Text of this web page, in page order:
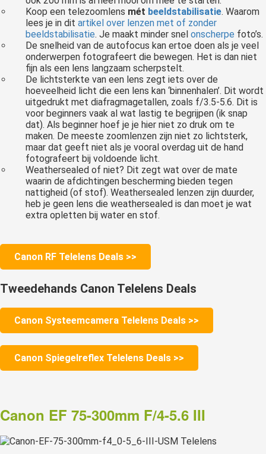
Koop een telezoomlens mét beeldstabilisatie. Waarom
lees je in ditartikel over lenzen met of zonder
beeldstabilisatie. Je maakt minder snelonscherpe foto’s.
De snelheid van de autofocus kan ertoe doen als je veel
onderwerpen fotografeert die bewegen. Het is dan niet
fijn als een lens langzaam scherpstelt.
De lichtsterkte van een lens zegt iets over de
hoeveelheid licht die een lens kan ‘binnenhalen’. Dit wordt
uitgedrukt met diafragmagetallen, zoals f/3.5-5.6. Dit is
voor beginners vaak al wat lastig te begrijpen (ik snap
dat). Als beginner hoef je je hier niet zo druk om te
maken. De meeste zoomlenzen zijn niet zo lichtsterk,
maar dat geeft niet als je vooral overdag uit de hand
fotografeert bij voldoende licht.
Weathersealed of niet? Dit zegt wat over de mate
waarin de afdichtingen bescherming bieden tegen
nattigheid (of stof). Weathersealed lenzen zijn duurder,
heb je geen lens die weathersealed is dan moet je wat
extra opletten bij water en stof.
Canon RF Telelens Deals >>
Tweedehands Canon Telelens Deals
Canon Systeemcamera Telelens Deals >>
Canon Spiegelreflex Telelens Deals >>
Canon EF 75-300mm F/4-5.6 III